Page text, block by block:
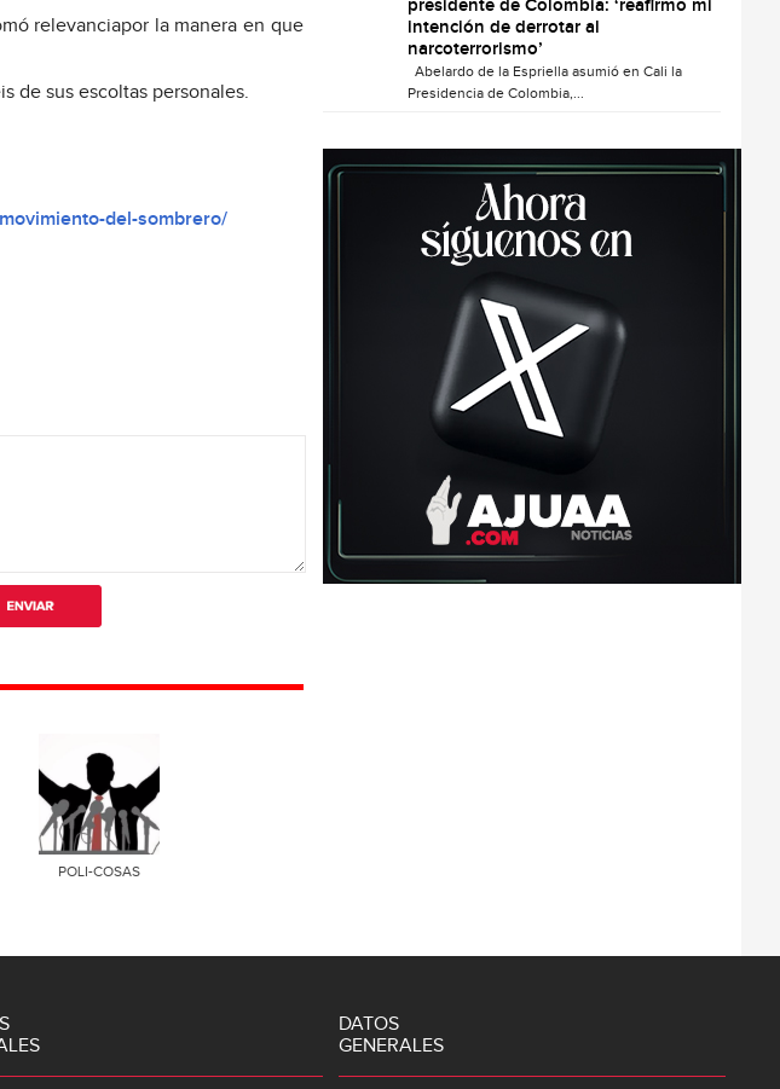
relevanciapor la manera en que
de sus escoltas personales.
del-sombrero/
POLI-COSAS
presidente de Colombia: ‘reafirmo mi
intención de derrotar al
narcoterrorismo’
Abelardo de la Espriella asumió en Cali la
Presidencia de Colombia,...
DATOS
GENERALES